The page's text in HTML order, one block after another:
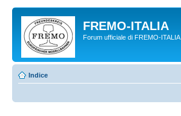
FREMO-ITALIA
Forum ufficiale di FREMO-ITALIA
Indice